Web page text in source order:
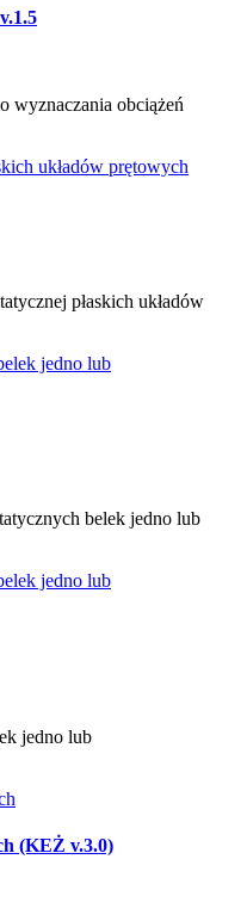
wyznaczania obciążeń
płaskich układów
belek jedno lub
jedno lub
(KEŻ v.3.0)